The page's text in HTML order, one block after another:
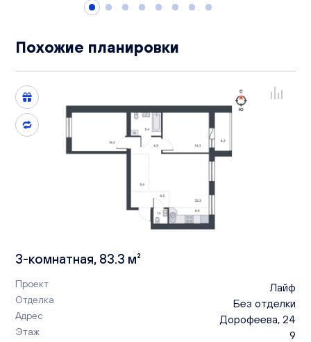
Похожие планировки
3-комнатная, 83.3 м²
Проект Лайф
Отделка Без отделки
Адрес Дорофеева, 24
Этаж 9